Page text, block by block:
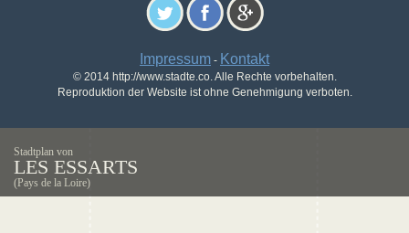
Impressum - Kontakt
© 2014 http://www.stadte.co. Alle Rechte vorbehalten.
Reproduktion der Website ist ohne Genehmigung verboten.
Stadtplan von
LES ESSARTS
(Pays de la Loire)